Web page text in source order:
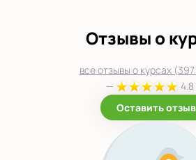
Отзывы о
все отзывы о курсах
—
4.8
Оставить отзыв